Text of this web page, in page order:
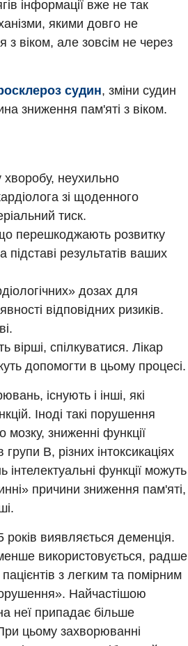
інформації вже не так
якими довго не
з віком, але зовсім не через
судин, зміни судин
зниження пам'яті з віком.
хворобу, неухильно
зі щоденного
тиск.
перешкоджають розвитку
результатів ваших
дозах для
відповідних ризиків.
спілкуватися. Лікар
допомогти в цьому процесі.
існують і інші, які
Іноді такі порушення
зниженні функції
В, різних інтоксикаціях
функції можуть
причини зниження пам'яті,
виявляється деменція.
використовується, радше
з легким та помірним
Найчастішою
неї припадає більше
цьому захворюванні